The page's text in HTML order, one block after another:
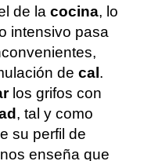
de la cocina, lo
intensivo pasa
de cal .
los grifos con
, tal y como
su perfil de
enseña que